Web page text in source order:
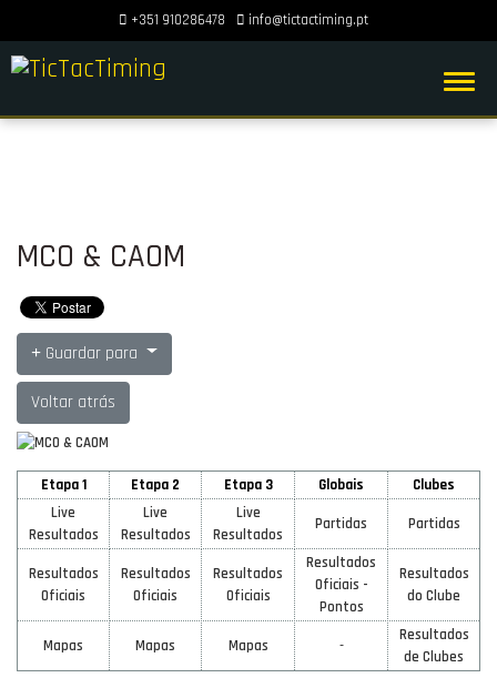
+351 910286478 info@tictactiming.pt
MCO & CAOM
Guardar para
Voltar atrás
Etapa 1 Etapa 2 Etapa 3 Globais
Clubes
Live
Resultados
Live
Resultados
Live
Resultados
Partidas Partidas
Resultados
Oficiais
Resultados
Oficiais
Resultados
Oficiais
Resultados
Oficiais -
Pontos
Resultados
do Clube
Mapas Mapas Mapas -
Resultados
de Clubes